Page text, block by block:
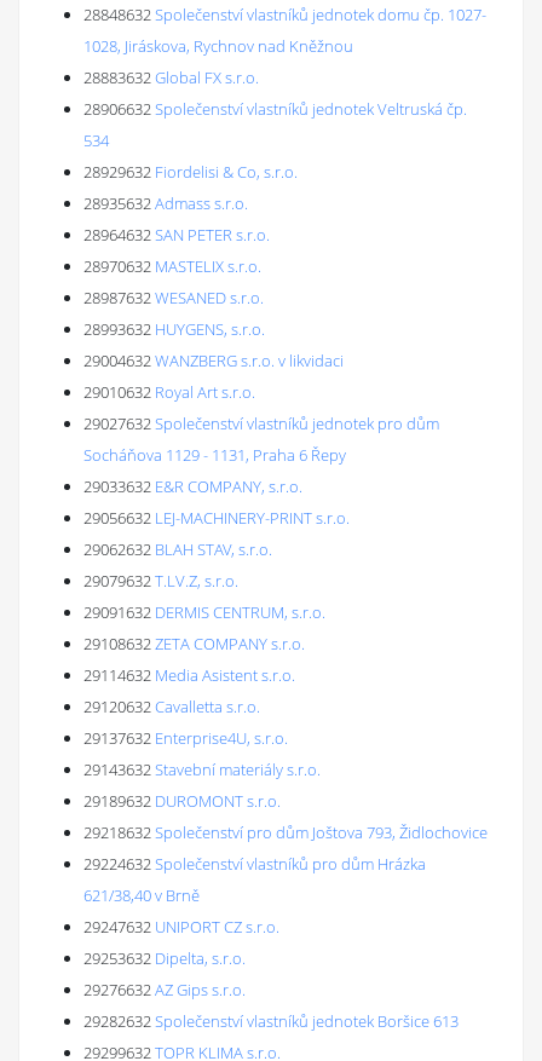
28848632Společenství vlastníků jednotek domu čp. 1027-
1028, Jiráskova, Rychnov nad Kněžnou
28883632Global FX s.r.o.
28906632Společenství vlastníků jednotek Veltruská čp.
534
28929632 Fiordelisi & Co, s.r.o.
28935632Admass s.r.o.
28964632SAN PETER s.r.o.
28970632 MASTELIX s.r.o.
28987632WESANED s.r.o.
28993632 HUYGENS, s.r.o.
29004632WANZBERG s.r.o. v likvidaci
29010632 Royal Art s.r.o.
29027632Společenství vlastníků jednotek pro dům
Socháňova 1129 - 1131, Praha 6 Řepy
29033632 E&R COMPANY, s.r.o.
29056632 LEJ-MACHINERY-PRINT s.r.o.
29062632 BLAH STAV, s.r.o.
29079632T.LV.Z, s.r.o.
29091632 DERMIS CENTRUM, s.r.o.
29108632ZETA COMPANY s.r.o.
29114632 Media Asistent s.r.o.
29120632Cavalletta s.r.o.
29137632 Enterprise4U, s.r.o.
29143632Stavební materiály s.r.o.
29189632 DUROMONT s.r.o.
29218632Společenství pro dům Joštova 793, Židlochovice
29224632Společenství vlastníků pro dům Hrázka
621/38,40 v Brně
29247632 UNIPORT CZ s.r.o.
29253632 Dipelta, s.r.o.
29276632AZ Gips s.r.o.
29282632Společenství vlastníků jednotek Boršice 613
29299632TOPR KLIMA s.r.o.